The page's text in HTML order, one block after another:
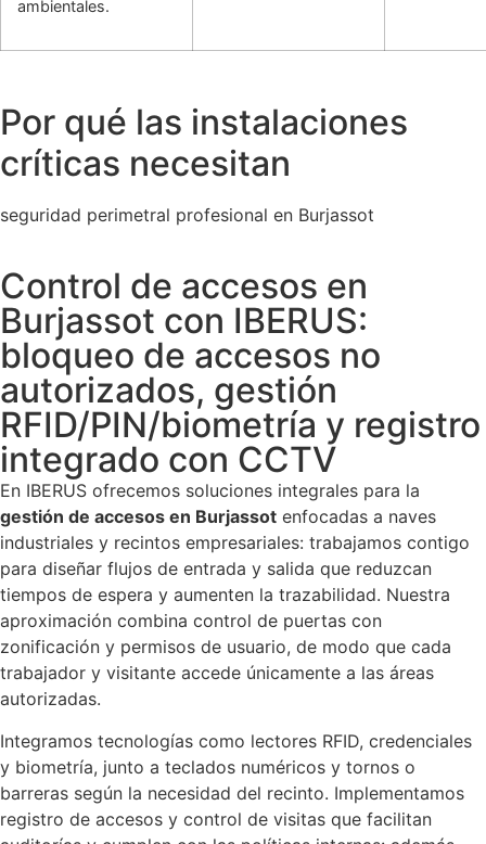
ambientales.
Por qué las instalaciones
críticas necesitan
seguridad perimetral profesional en Burjassot
Control de accesos en
Burjassot con IBERUS:
bloqueo de accesos no
autorizados, gestión
RFID/PIN/biometría y registro
integrado con CCTV
En IBERUS ofrecemos soluciones integrales para la
gestión de accesos en Burjassot enfocadas a naves
industriales y recintos empresariales: trabajamos contigo
para diseñar flujos de entrada y salida que reduzcan
tiempos de espera y aumenten la trazabilidad. Nuestra
aproximación combina control de puertas con
zonificación y permisos de usuario, de modo que cada
trabajador y visitante accede únicamente a las áreas
autorizadas.
Integramos tecnologías como lectores RFID, credenciales
y biometría, junto a teclados numéricos y tornos o
barreras según la necesidad del recinto. Implementamos
registro de accesos y control de visitas que facilitan